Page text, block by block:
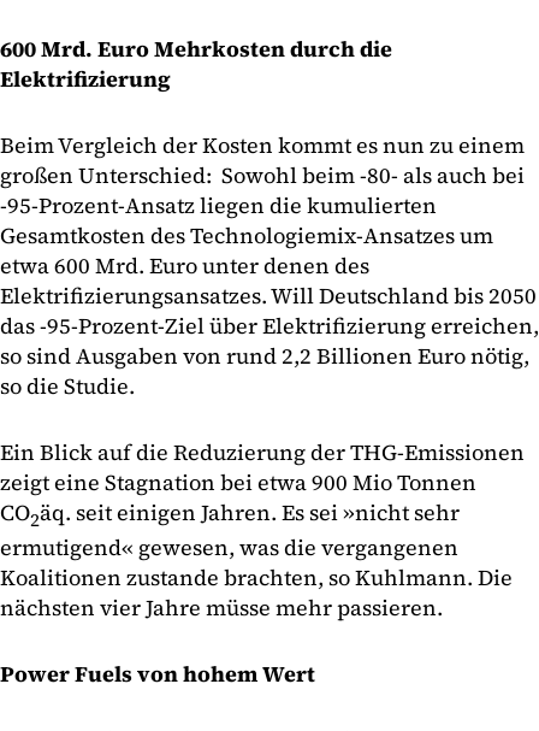
600 Mrd. Euro Mehrkosten durch die
Elektrifizierung
Beim Vergleich der Kosten kommt es nun zu einem
großen Unterschied: Sowohl beim -80- als auch bei
-95-Prozent-Ansatz liegen die kumulierten
Gesamtkosten des Technologiemix-Ansatzes um
etwa 600 Mrd. Euro unter denen des
Elektrifizierungsansatzes. Will Deutschland bis 2050
das -95-Prozent-Ziel über Elektrifizierung erreichen,
so sind Ausgaben von rund 2,2 Billionen Euro nötig,
so die Studie.
Ein Blick auf die Reduzierung der THG-Emissionen
zeigt eine Stagnation bei etwa 900 Mio Tonnen
CO2äq. seit einigen Jahren. Es sei »nicht sehr
ermutigend« gewesen, was die vergangenen
Koalitionen zustande brachten, so Kuhlmann. Die
nächsten vier Jahre müsse mehr passieren.
Power Fuels von hohem Wert